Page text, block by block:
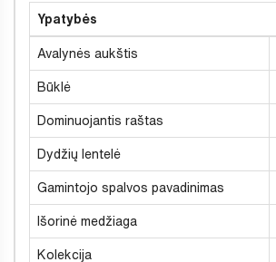
Ypatybės
Avalynės aukštis
Būklė
Dominuojantis raštas
Dydžių lentelė
Gamintojo spalvos pavadinimas
Išorinė medžiaga
Kolekcija